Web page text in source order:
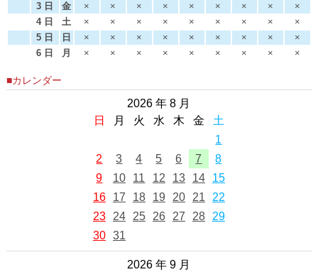
3 日
金 × × × × × × × ×
×
4 日
土 × × × × × × × ×
×
5 日
日 × × × × × × × ×
×
6 日
月 × × × × × × × × ×
■カレンダー
2026 年 8 月
日
月 火 水 木 金
土
1
2
3 4 5 6 7
8
9
10 11 12 13 14
15
16
17 18 19 20 21
22
23
24 25 26 27 28
29
30 31
2026 年 9 月